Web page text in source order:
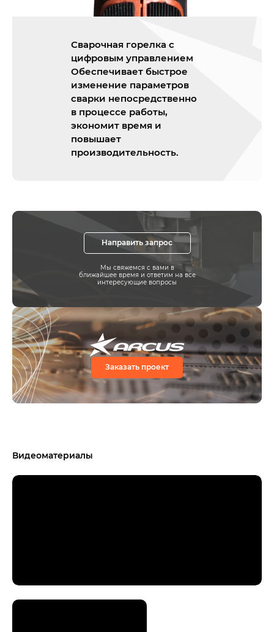
Сварочная горелка с
цифровым управлением
Обеспечивает быстрое
изменение параметров
сварки непосредственно
в процессе работы,
экономит время и
повышает
производительность.
Направить запрос
Мы свяжемся с вами в
ближайшее время и ответим на все
интересующие вопросы
Заказать проект
Видеоматериалы